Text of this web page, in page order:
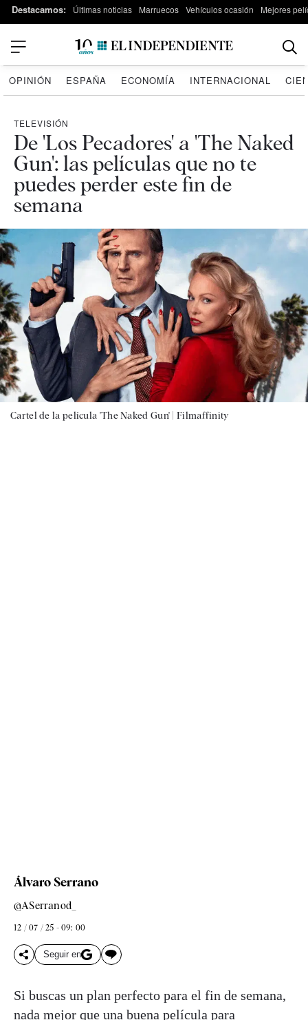
Destacamos: Últimas noticias Marruecos Vehículos ocasión Mejores
OPINIÓN ESPAÑA ECONOMÍA INTERNACIONAL
TELEVISIÓN
De 'Los Pecadores' a 'The Naked
Gun': las películas que no te
puedes perder este fin de
semana
Cartel de la película 'The Naked Gun' |Filmaffinity
Álvaro Serrano
@ASerranod_
12 / 07 / 25 - 09: 00
Seguir en
Si buscas un plan perfecto para el fin de semana,
nada mejor que una buena película para